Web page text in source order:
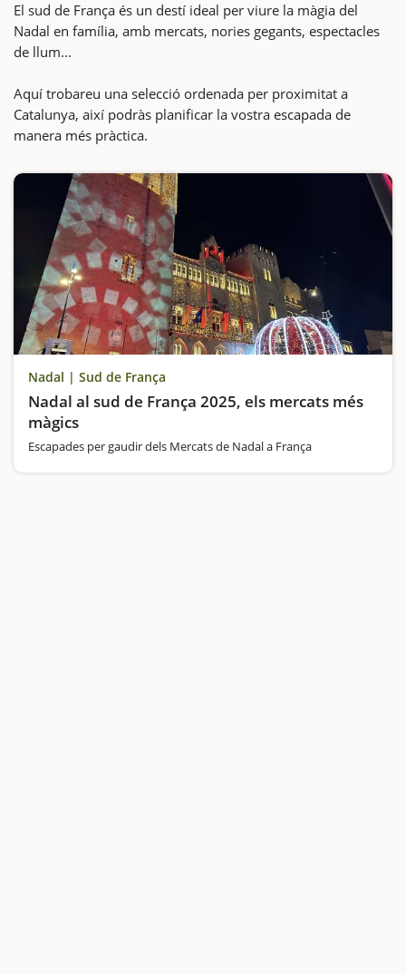
El sud de França és un destí ideal per viure la màgia del
Nadal en família, amb mercats, nories gegants, espectacles
de llum...
Aquí trobareu una selecció ordenada per proximitat a
Catalunya, així podràs planificar la vostra escapada de
manera més pràctica.
Nadal | Sud de França
Nadal al sud de França 2025, els mercats més
màgics
Escapades per gaudir dels Mercats de Nadal a França